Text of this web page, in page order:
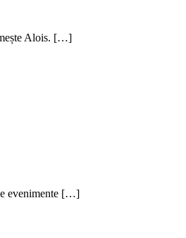
Alois. […]
evenimente […]